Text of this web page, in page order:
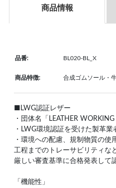
商品情報
品番: BL020-BL_X
商品特徴: 合成ゴムソール・
■LWG認証レザー
・団体名「LEATHER
・LWG環境認証を受けた製革
・環境への配慮、規制物質の
工程までのトレーサビリティな
厳しい審査基準に合格発表して
「機能性」